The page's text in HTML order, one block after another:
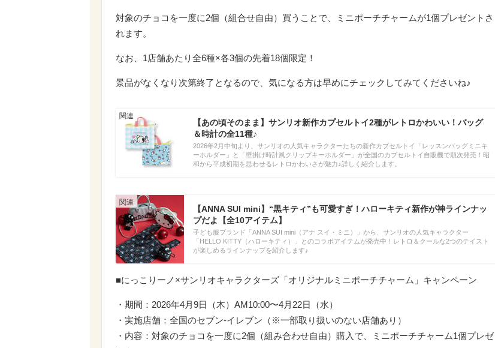
対象のチョコを一度に2個（組合せ自由）買うことで、ミニポーチチャームが1個プレゼントさ
れます。
なお、1店舗あたり全6種×各3個の先着18個限定！
景品がなくなり次第終了となるので、気になる方は早めにチェックしてみてくださいね♪
【あの頃そのまま】サンリオ新作カプセルトイ2種がレトロかわいい！バッグ
＆時計の全11種♪
2026年2月中旬より、サンリオの人気キャラクターたちの新作カプセルトイ「レッスンバッグミニキ
ーホルダー」と「壁掛け時計風クリップキーホルダー」が全国のカプセルトイ自販機で順次発売！昭
和から平成初期を思わせるレトロかわいさが魅力♪詳しく紹介します。
【ANNA SUI mini】“黒キティ”も可愛すぎ！ハローキティ新作が神ラインナッ
プだよ【全10アイテム】
子ども服ブランド「ANNA SUI mini（アナ スイ・ミニ）」から、サンリオの人気キャラクター
「HELLO KITTY（ハローキティ）」とのコラボアイテムが発売中！レトロ＆クールな2つのテイスト
が楽しめるラインナップを紹介します♪
■にっこりーノ×サンリオキャラクターズ「オリジナルミニポーチチャーム」キャンペーン
・期間：2026年4月9日（木）AM10:00〜4月22日（水）
・実施店舗：全国のセブン‐イレブン（※一部取り扱いのない店舗あり）
・内容：対象のチョコを一度に2個（組み合わせ自由）購入で、ミニポーチチャーム1個プレゼ